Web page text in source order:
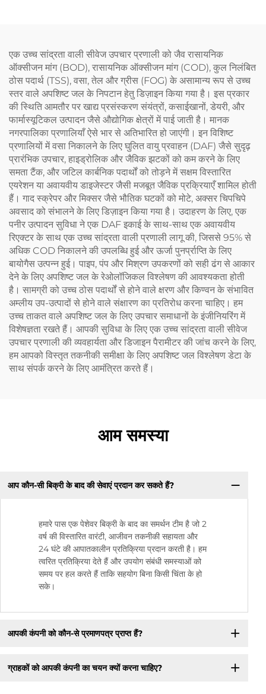
एक उच्च सांद्रता वाली सीवेज उपचार प्रणाली को जैव रासायनिक
ऑक्सीजन मांग (BOD), रासायनिक ऑक्सीजन मांग (COD), कुल निलंबित
ठोस पदार्थ (TSS), वसा, तेल और ग्रीस (FOG) के असामान्य रूप से उच्च
स्तर वाले अपशिष्ट जल के निपटान हेतु डिज़ाइन किया गया है। इस प्रकार
की स्थिति आमतौर पर खाद्य प्रसंस्करण संयंत्रों, कसाईखानों, डेयरी, और
फार्मास्यूटिकल उत्पादन जैसे औद्योगिक क्षेत्रों में पाई जाती है। मानक
नगरपालिका प्रणालियाँ ऐसे भार से अतिभारित हो जाएंगी। इन विशिष्ट
प्रणालियों में वसा निकालने के लिए घुलित वायु प्रवाहन (DAF) जैसे सुदृढ़
प्रारंभिक उपचार, हाइड्रोलिक और जैविक झटकों को कम करने के लिए
समता टैंक, और जटिल कार्बनिक पदार्थों को तोड़ने में सक्षम विस्तारित
एयरेशन या अवायवीय डाइजेस्टर जैसी मजबूत जैविक प्रक्रियाएँ शामिल होती
हैं। गाद स्क्रेपर और मिक्सर जैसे भौतिक घटकों को मोटे, अक्सर चिपचिपे
अवसाद को संभालने के लिए डिज़ाइन किया गया है। उदाहरण के लिए, एक
पनीर उत्पादन सुविधा ने एक DAF इकाई के साथ-साथ एक अवायवीय
रिएक्टर के साथ एक उच्च सांद्रता वाली प्रणाली लागू की, जिससे 95% से
अधिक COD निकालने की उपलब्धि हुई और ऊर्जा पुनर्प्राप्ति के लिए
बायोगैस उत्पन्न हुई। पाइप, पंप और मिश्रण उपकरणों को सही ढंग से आकार
देने के लिए अपशिष्ट जल के रेओलॉजिकल विश्लेषण की आवश्यकता होती
है। सामग्री को उच्च ठोस पदार्थों से होने वाले क्षरण और किण्वन के संभावित
अम्लीय उप-उत्पादों से होने वाले संक्षारण का प्रतिरोध करना चाहिए। हम
उच्च ताकत वाले अपशिष्ट जल के लिए उपचार समाधानों के इंजीनियरिंग में
विशेषज्ञता रखते हैं। आपकी सुविधा के लिए एक उच्च सांद्रता वाली सीवेज
उपचार प्रणाली की व्यवहार्यता और डिजाइन पैरामीटर की जांच करने के लिए,
हम आपको विस्तृत तकनीकी समीक्षा के लिए अपशिष्ट जल विश्लेषण डेटा के
साथ संपर्क करने के लिए आमंत्रित करते हैं।
आम समस्या
आप कौन-सी बिक्री के बाद की सेवाएं प्रदान कर सकते हैं?
हमारे पास एक पेशेवर बिक्री के बाद का समर्थन टीम है जो 2
वर्ष की विस्तारित वारंटी, आजीवन तकनीकी सहायता और
24 घंटे की आपातकालीन प्रतिक्रिया प्रदान करती है। हम
त्वरित प्रतिक्रिया देते हैं और उपयोग संबंधी समस्याओं को
समय पर हल करते हैं ताकि सहयोग बिना किसी चिंता के हो
सके।
आपकी कंपनी को कौन-से प्रमाणपत्र प्राप्त हैं?
ग्राहकों को आपकी कंपनी का चयन क्यों करना चाहिए?